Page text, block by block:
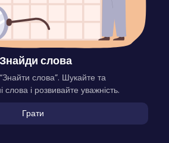
Знайди слова
слова”. Шукайте та
і розвивайте уважність.
Грати